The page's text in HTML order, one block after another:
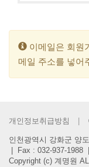
이메일은 회원
메일 주소를 넣어
개인정보취급방침
인천광역시 강화군 양
| Fax : 032-937-1988
Copyright (c) 계명원